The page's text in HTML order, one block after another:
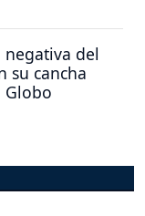
negativa del
su cancha
Globo